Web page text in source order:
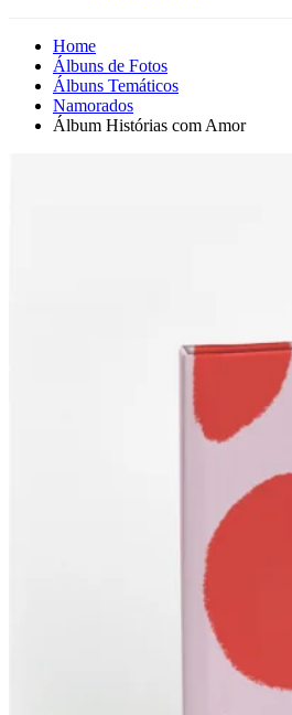
Home
Álbuns de Fotos
Álbuns Temáticos
Namorados
Álbum Histórias com Amor